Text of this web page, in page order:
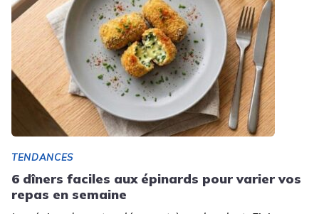
TENDANCES
6 dîners faciles aux épinards pour varier vos
repas en semaine